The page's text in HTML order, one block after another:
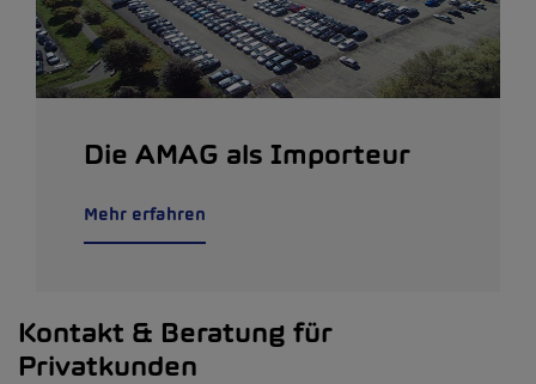
Die AMAG als Importeur
Mehr erfahren
Kontakt & Beratung für
Privatkunden